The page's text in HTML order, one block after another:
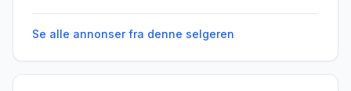
Se alle annonser fra denne selgeren